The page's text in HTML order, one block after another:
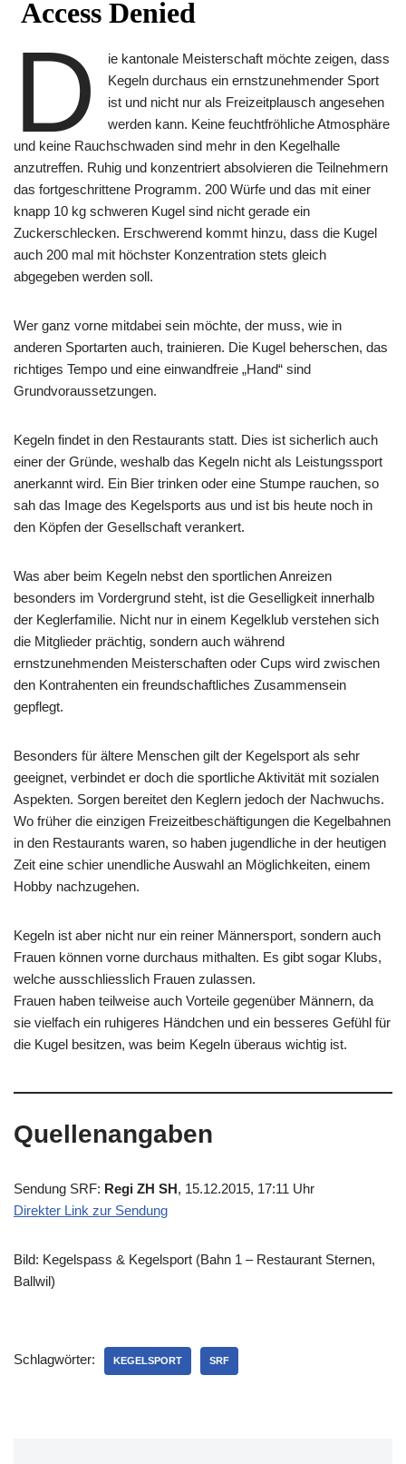
D
ie kantonale Meisterschaft möchte zeigen, dass
Kegeln durchaus ein ernstzunehmender Sport
ist und nicht nur als Freizeitplausch angesehen
werden kann. Keine feuchtfröhliche Atmosphäre
und keine Rauchschwaden sind mehr in den Kegelhalle
anzutreffen. Ruhig und konzentriert absolvieren die Teilnehmern
das fortgeschrittene Programm. 200 Würfe und das mit einer
knapp 10 kg schweren Kugel sind nicht gerade ein
Zuckerschlecken. Erschwerend kommt hinzu, dass die Kugel
auch 200 mal mit höchster Konzentration stets gleich
abgegeben werden soll.
Wer ganz vorne mitdabei sein möchte, der muss, wie in
anderen Sportarten auch, trainieren. Die Kugel beherschen, das
richtiges Tempo und eine einwandfreie „Hand“ sind
Grundvoraussetzungen.
Kegeln findet in den Restaurants statt. Dies ist sicherlich auch
einer der Gründe, weshalb das Kegeln nicht als Leistungssport
anerkannt wird. Ein Bier trinken oder eine Stumpe rauchen, so
sah das Image des Kegelsports aus und ist bis heute noch in
den Köpfen der Gesellschaft verankert.
Was aber beim Kegeln nebst den sportlichen Anreizen
besonders im Vordergrund steht, ist die Geselligkeit innerhalb
der Keglerfamilie. Nicht nur in einem Kegelklub verstehen sich
die Mitglieder prächtig, sondern auch während
ernstzunehmenden Meisterschaften oder Cups wird zwischen
den Kontrahenten ein freundschaftliches Zusammensein
gepflegt.
Besonders für ältere Menschen gilt der Kegelsport als sehr
geeignet, verbindet er doch die sportliche Aktivität mit sozialen
Aspekten. Sorgen bereitet den Keglern jedoch der Nachwuchs.
Wo früher die einzigen Freizeitbeschäftigungen die Kegelbahnen
in den Restaurants waren, so haben jugendliche in der heutigen
Zeit eine schier unendliche Auswahl an Möglichkeiten, einem
Hobby nachzugehen.
Kegeln ist aber nicht nur ein reiner Männersport, sondern auch
Frauen können vorne durchaus mithalten. Es gibt sogar Klubs,
welche ausschliesslich Frauen zulassen.
Frauen haben teilweise auch Vorteile gegenüber Männern, da
sie vielfach ein ruhigeres Händchen und ein besseres Gefühl für
die Kugel besitzen, was beim Kegeln überaus wichtig ist.
Quellenangaben
Sendung SRF: Regi ZH SH, 15.12.2015, 17:11 Uhr
Direkter Link zur Sendung
Bild: Kegelspass & Kegelsport (Bahn 1 – Restaurant Sternen,
Ballwil)
Schlagwörter: KEGELSPORT SRF